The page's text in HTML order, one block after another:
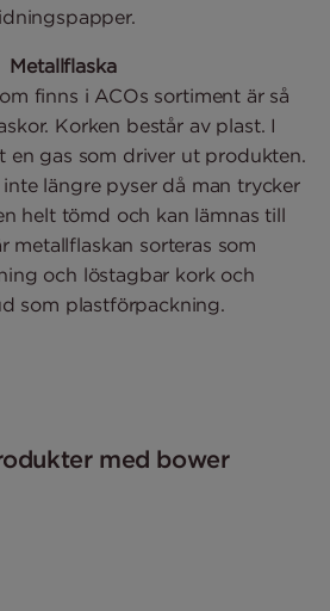
Metallflaska
finns i ACOs sortiment är så
Korken består av plast. I
en gas som driver ut produkten.
längre pyser då man trycker
helt tömd och kan lämnas till
metallflaskan sorteras som
och löstagbar kork och
som plastförpackning.
med bower